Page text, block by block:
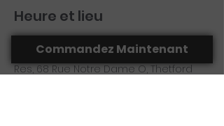
Heure et lieu
20 juin 2026, 09 h 00 – 10 h 09
La Porte d'à Côté - Microbrasserie &
Res, 68 Rue Notre Dame O, Thetford
Commandez Maintenant